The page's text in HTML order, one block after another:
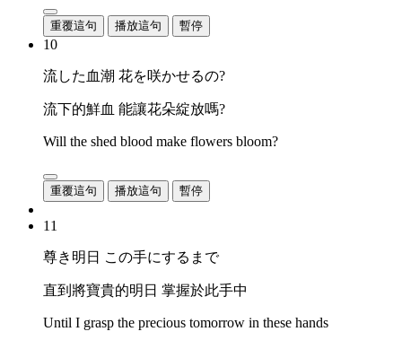
重覆這句 播放這句 暫停
10
流した血潮 花を咲かせるの?
流下的鮮血 能讓花朵綻放嗎?
Will the shed blood make flowers bloom?
重覆這句 播放這句 暫停
11
尊き明日 この手にするまで
直到將寶貴的明日 掌握於此手中
Until I grasp the precious tomorrow in these hands